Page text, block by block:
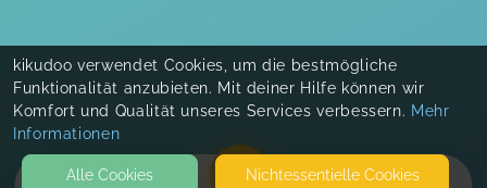
kikudoo verwendet Cookies, um die bestmögliche
Funktionalität anzubieten. Mit deiner Hilfe können wir
Komfort und Qualität unseres Services verbessern. Mehr
Informationen
Alle Cookies
Nicht­essentielle Cookies